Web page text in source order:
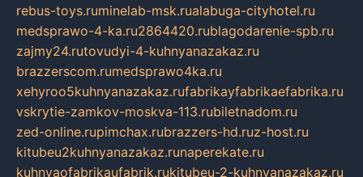
rebus-toys.ruminelab-msk.rualabuga-cityhotel.ru
medsprawo-4-ka.ru2864420.rublagodarenie-spb.ru
zajmy24.rutovudyi-4-kuhnyanazakaz.ru
brazzerscom.rumedsprawo4ka.ru
xehyroo5kuhnyanazakaz.rufabrikayfabrikaefabrika.ru
vskrytie-zamkov-moskva-113.rubiletnadom.ru
zed-online.rupimchax.rubrazzers-hd.ruz-host.ru
kitubeu2kuhnyanazakaz.runaperekate.ru
kuhnyaofabrikaufabrik.rukitubeu-2-kuhnyanazakaz.ru